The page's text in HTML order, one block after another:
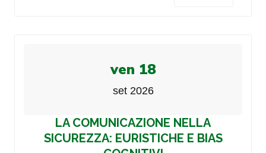
ven 18
set 2026
LA COMUNICAZIONE NELLA
SICUREZZA: EURISTICHE E BIAS